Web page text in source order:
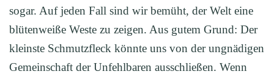
sogar. Auf jeden Fall sind wir bemüht, der Welt eine
blütenweiße Weste zu zeigen. Aus gutem Grund: Der
kleinste Schmutzfleck könnte uns von der ungnädigen
Gemeinschaft der Unfehlbaren ausschließen. Wenn